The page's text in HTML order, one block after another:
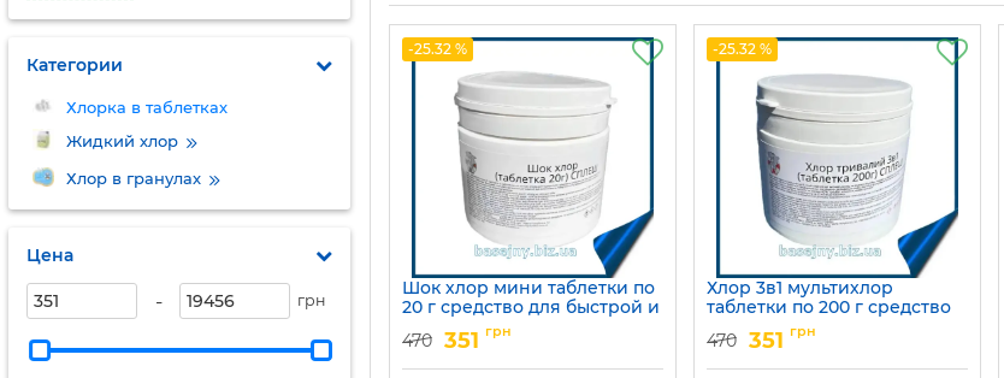
Категории
Хлорка в таблетках
Жидкий хлор
Хлор в гранулах
Цена
- грн
-25.32 %
Шок хлор мини таблетки по
20 г средство для быстрой и
ударной дезинфекции воды
в бассейне Сплеш
Артикул: 15049755
470 351 грн
-25.32 %
Хлор 3в1 мультихлор
таблетки по 200 г средство
для длительной
дезинфекции воды в
бассейне
470 351 грн